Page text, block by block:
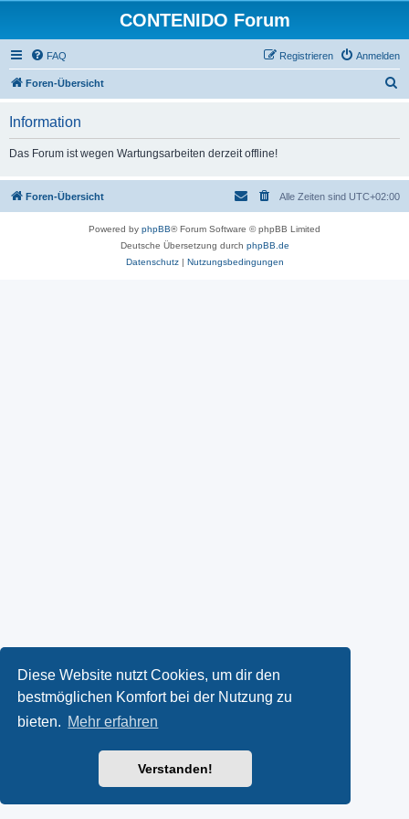
Diese Website nutzt Cookies, um dir den
bestmöglichen Komfort bei der Nutzung zu
bieten. Mehr erfahren
Verstanden!
CONTENIDO Forum
FAQ Anmelden
Registrieren
Foren-Übersicht
Information
Das Forum ist wegen Wartungsarbeiten derzeit offline!
Foren-Übersicht Alle Zeiten sind UTC+02:00
Powered by phpBB® Forum Software © phpBB Limited
Deutsche Übersetzung durch phpBB.de
Datenschutz| Nutzungsbedingungen